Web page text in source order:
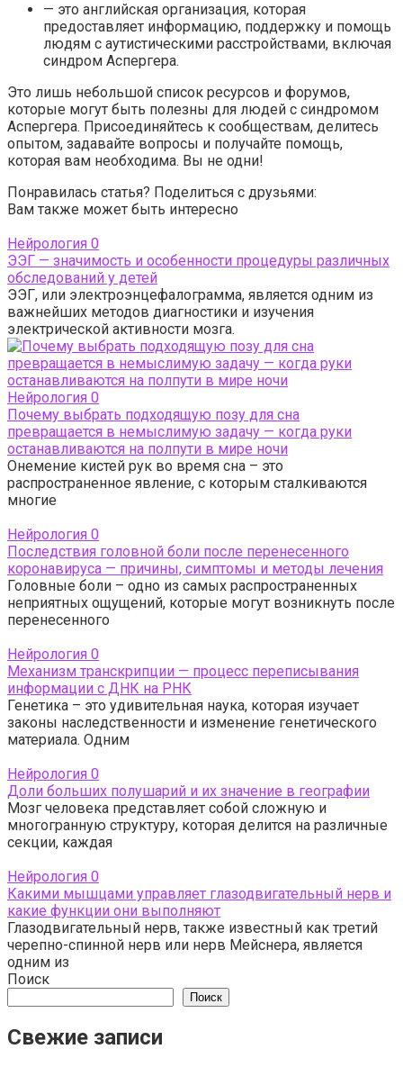
— это английская организация, которая
предоставляет информацию, поддержку и помощь
людям с аутистическими расстройствами, включая
синдром Аспергера.
Это лишь небольшой список ресурсов и форумов,
которые могут быть полезны для людей с синдромом
Аспергера. Присоединяйтесь к сообществам, делитесь
опытом, задавайте вопросы и получайте помощь,
которая вам необходима. Вы не одни!
Понравилась статья? Поделиться с друзьями:
Вам также может быть интересно
Нейрология 0
ЭЭГ — значимость и особенности процедуры различных
обследований у детей
ЭЭГ, или электроэнцефалограмма, является одним из
важнейших методов диагностики и изучения
электрической активности мозга.
Нейрология 0
Почему выбрать подходящую позу для сна
превращается в немыслимую задачу — когда руки
останавливаются на полпути в мире ночи
Онемение кистей рук во время сна – это
распространенное явление, с которым сталкиваются
многие
Нейрология 0
Последствия головной боли после перенесенного
коронавируса — причины, симптомы и методы лечения
Головные боли – одно из самых распространенных
неприятных ощущений, которые могут возникнуть после
перенесенного
Нейрология 0
Механизм транскрипции — процесс переписывания
информации с ДНК на РНК
Генетика – это удивительная наука, которая изучает
законы наследственности и изменение генетического
материала. Одним
Нейрология 0
Доли больших полушарий и их значение в географии
Мозг человека представляет собой сложную и
многогранную структуру, которая делится на различные
секции, каждая
Нейрология 0
Какими мышцами управляет глазодвигательный нерв и
какие функции они выполняют
Глазодвигательный нерв, также известный как третий
черепно-спинной нерв или нерв Мейснера, является
одним из
Поиск
Поиск
Свежие записи